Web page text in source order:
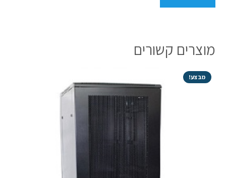
מוצרים קשורים
מבצע!